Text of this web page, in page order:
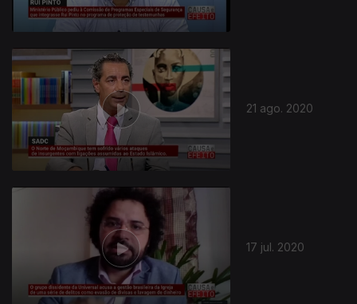
21 ago. 2020
17 jul. 2020